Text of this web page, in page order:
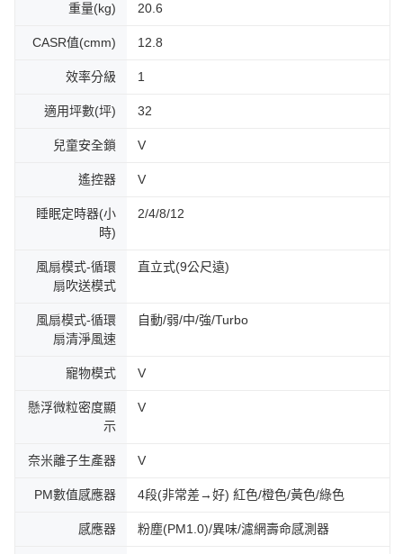
重量(kg) 20.6
CASR值(cmm) 12.8
效率分級 1
適用坪數(坪) 32
兒童安全鎖 V
遙控器 V
睡眠定時器(小
時)
2/4/8/12
風扇模式-循環
扇吹送模式
直立式(9公尺遠)
風扇模式-循環
扇清淨風速
自動/弱/中/強/Turbo
寵物模式 V
懸浮微粒密度顯
示
V
奈米離子生產器 V
PM數值感應器 4段(非常差→好) 紅色/橙色/黃色/綠色
感應器 粉塵(PM1.0)/異味/濾網壽命感測器